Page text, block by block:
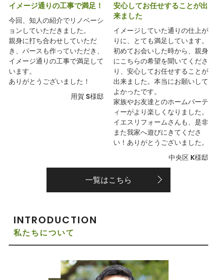
イメージ通りの工事で満足！
今回、知人の紹介でリノベーシ
ョンしていただきました。
親身に打ち合わせしていただ
き、パースも作っていただき、
イメージ通りの工事で満足して
います。
ありがとうございました！
用賀 S様邸
安心してお任せすることが出
来ました
イメージしていた通りの仕上が
りに、とても満足しています。
初めてお会いした時から、親身
にこちらの希望を聞いてくださ
り、安心してお任せすることが
出来ました。本当にお願いして
よかったです。
家族やお友達とのホームパーテ
ィーがより楽しくなりました。
イエスリフォームさんも、是非
また我家へ遊びにきてくださ
い！ありがとうございました。
中央区 K様邸
一覧はこちら
INTRODUCTION
私たちについて